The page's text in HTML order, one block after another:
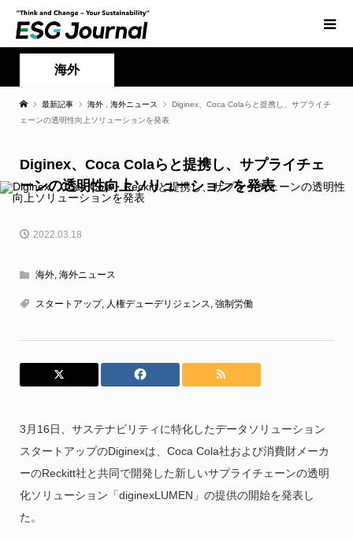
海外
最新記事 海外 海外ニュース
Diginex、Coca Colaらと提携し、サプライチ
ェーンの透明性向上ソリューションを発表
Diginex、Coca Colaらと提携し、サプライチェ
ーンの透明性向上ソリューションを発表
2022.03.18
海外, 海外ニュース
スタートアップ, 人権デューデリジェンス, 強制労働
3月16日、サステナビリティに特化したデータソリューション
スタートアップのDiginexは、 Coca Cola社および消費財メーカ
ーのReckitt社と共同で開発した新しいサプライチェーンの透明
化ソリューション「diginexLUMEN」の提供の開始を発表し
た。